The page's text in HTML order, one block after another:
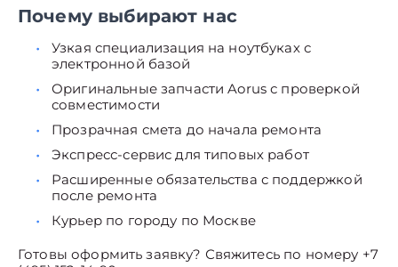
Почему выбирают нас
Узкая специализация на ноутбуках с
электронной базой
Оригинальные запчасти Aorus с проверкой
совместимости
Прозрачная смета до начала ремонта
Экспресс-сервис для типовых работ
Расширенные обязательства с поддержкой
после ремонта
Курьер по городу по Москве
Готовы оформить заявку? Свяжитесь по номеру +7